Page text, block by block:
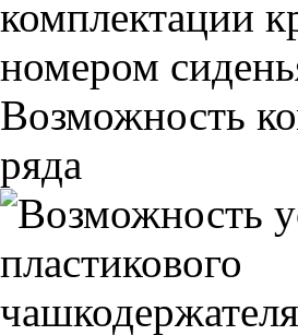
Возможность
ряда